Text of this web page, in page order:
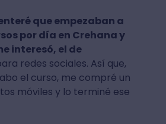
que empezaban a
por día en Crehana y
interesó, el de
redes sociales. Así que,
el curso, me compré un
móviles y lo terminé ese